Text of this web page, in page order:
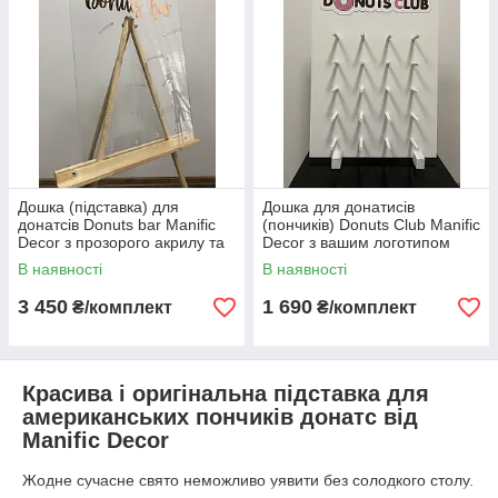
Дошка (підставка) для
донатсів Donuts bar Manific
Decor з прозорого акрилу та
дерева 50*70 см
В наявності
3 450 ₴/комплект
Дошка для донатисів
(пончиків) Donuts Club Manific
Decor з вашим логотипом
біла з дерева Біла 50*70 см
В наявності
1 690 ₴/комплект
Красива і оригінальна підставка для
американських пончиків донатс від
Manific Decor
Жодне сучасне свято неможливо уявити без солодкого столу.